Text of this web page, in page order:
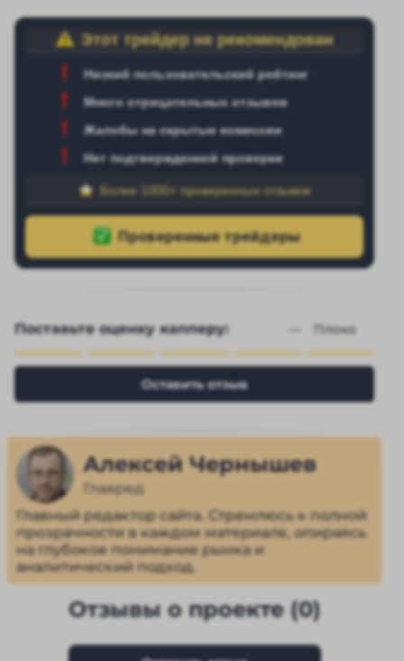
Этот трейдер не рекомендован
Низкий пользовательский рейтинг
Много отрицательных отзывов
Жалобы на скрытые комиссии
Нет подтвержденной проверки
Более 1000+ проверенных отзывов
Поставьте оценку капперу: — Плохо
Оставить отзыв
Алексей Чернышев
Главред
Главный редактор сайта. Стремлюсь к полной
прозрачности в каждом материале, опираясь
на глубокое понимание рынка и
аналитический подход.
Отзывы о проекте (0)